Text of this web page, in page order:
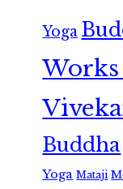
Yoga
Buddha
Yoga Mataji